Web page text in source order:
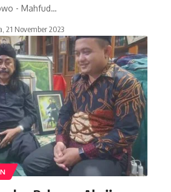
- Mahfud…
21 November 2023